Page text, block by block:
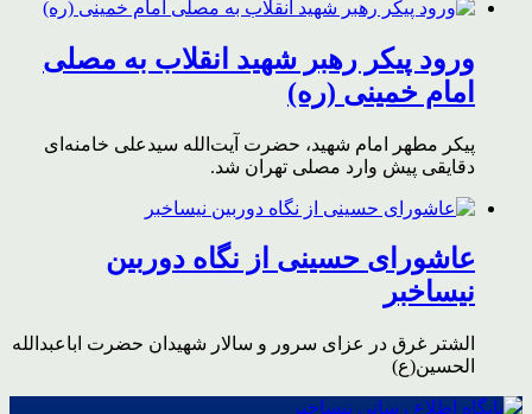
ورود پیکر رهبر شهید انقلاب به مصلی
امام خمینی (ره)
پیکر مطهر امام شهید،‌ حضرت آیت‌الله سیدعلی خامنه‌ای
دقایقی پیش وارد مصلی تهران شد.
عاشورای حسینی از نگاه دوربین
نیساخبر
الشتر غرق در عزای سرور و سالار شهیدان حضرت اباعبدالله
الحسین(ع)